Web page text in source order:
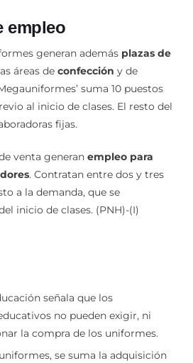
empleo
generan además plazas de
áreas de confección y de
suma 10 puestos
al inicio de clases. El resto del
fijas.
venta generan empleo para
. Contratan entre dos y tres
a la demanda, que se
inicio de clases. (PNH)-(I)
señala que los
no pueden exigir, ni
la compra de los uniformes.
se suma la adquisición